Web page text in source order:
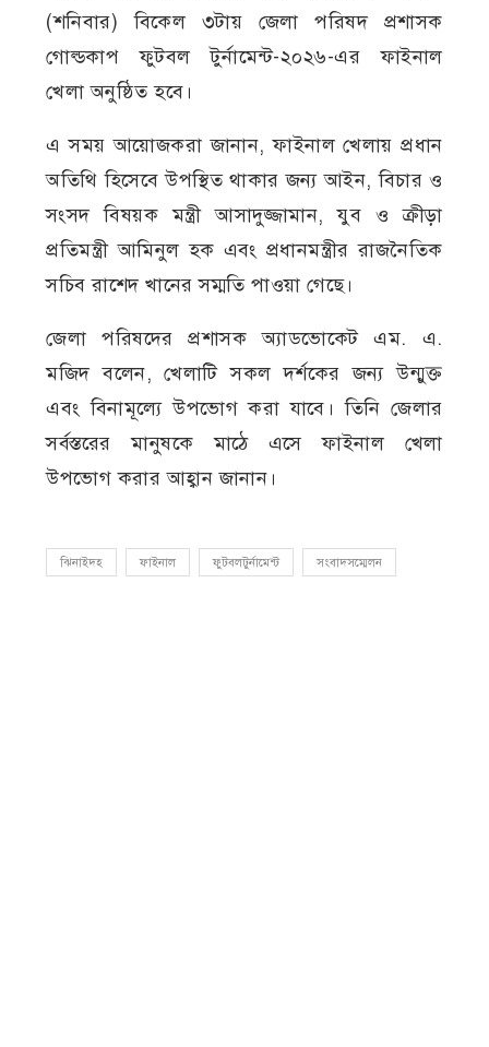
(শনিবার) বিকেল ৩টায় জেলা পরিষদ প্রশাসক
গোল্ডকাপ ফুটবল টুর্নামেন্ট-২০২৬-এর ফাইনাল
খেলা অনুষ্ঠিত হবে।
এ সময় আয়োজকরা জানান, ফাইনাল খেলায় প্রধান
অতিথি হিসেবে উপস্থিত থাকার জন্য আইন, বিচার ও
সংসদ বিষয়ক মন্ত্রী আসাদুজ্জামান, যুব ও ক্রীড়া
প্রতিমন্ত্রী আমিনুল হক এবং প্রধানমন্ত্রীর রাজনৈতিক
সচিব রাশেদ খানের সম্মতি পাওয়া গেছে।
জেলা পরিষদের প্রশাসক অ্যাডভোকেট এম. এ.
মজিদ বলেন, খেলাটি সকল দর্শকের জন্য উন্মুক্ত
এবং বিনামূল্যে উপভোগ করা যাবে। তিনি জেলার
সর্বস্তরের মানুষকে মাঠে এসে ফাইনাল খেলা
উপভোগ করার আহ্বান জানান।
ঝিনাইদহ ফাইনাল ফুটবলটুর্নামেন্ট সংবাদসম্মেলন